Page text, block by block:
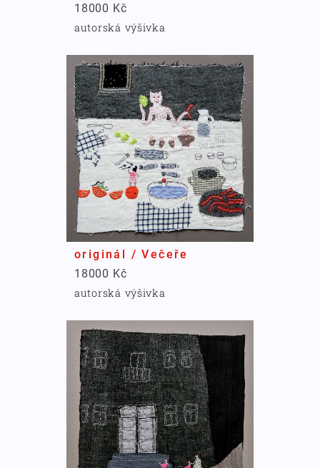
18000 Kč
autorská výšivka
originál / Večeře
18000 Kč
autorská výšivka